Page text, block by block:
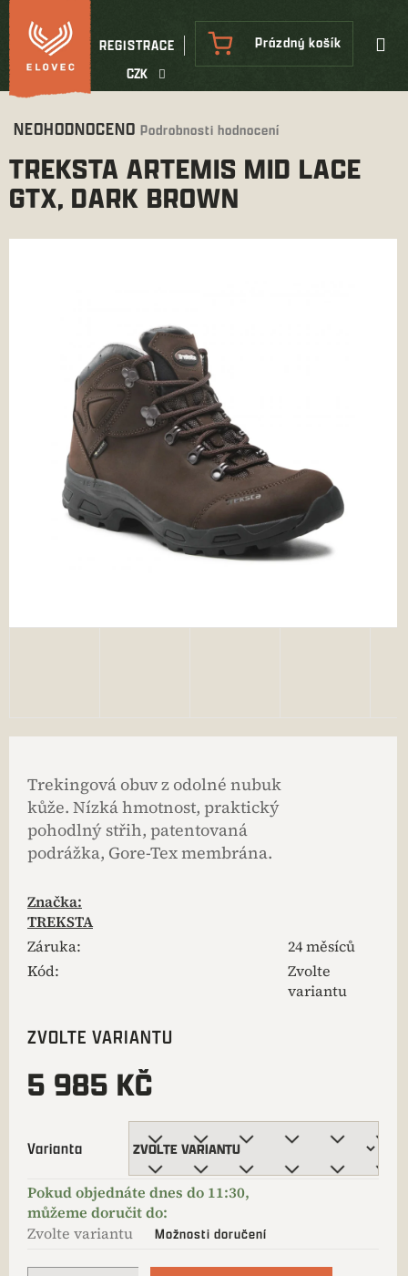
Přejít
na
obsah
CZK
REGISTRACE
NÁKUPNÍ
KOŠÍK
Prázdný košík
Průměrné
produktu
je
0,0
NEOHODNOCENO Podrobnosti hodnocení
TREKSTA ARTEMIS MID LACE
GTX, DARK BROWN
Trekingová obuv z odolné nubuk
kůže. Nízká hmotnost, praktický
pohodlný střih, patentovaná
podrážka, Gore-Tex membrána.
Značka:
TREKSTA
Záruka:
24 měsíců
Kód:
Zvolte
variantu
ZVOLTE VARIANTU
5 985 KČ
Varianta
Zvolte variantu Možnosti doručení